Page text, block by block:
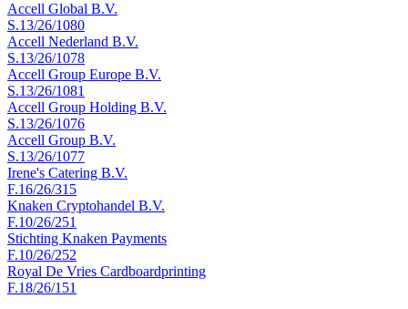
Accell Global B.V.
S.13/26/1080
Accell Nederland B.V.
S.13/26/1078
Accell Group Europe B.V.
S.13/26/1081
Accell Group Holding B.V.
S.13/26/1076
Accell Group B.V.
S.13/26/1077
Irene's Catering B.V.
F.16/26/315
Knaken Cryptohandel B.V.
F.10/26/251
Stichting Knaken Payments
F.10/26/252
Royal De Vries Cardboardprinting
F.18/26/151